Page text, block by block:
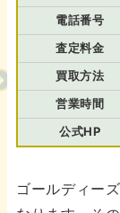
電話番号
査定料金
買取方法
営業時間
公式HP
ゴールディー